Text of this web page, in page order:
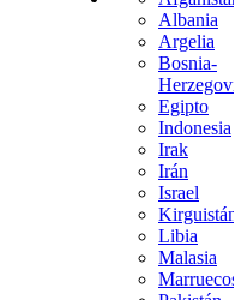
Albania
Argelia
Bosnia-
Herzegovina
Egipto
Indonesia
Irak
Irán
Israel
Kirguistán
Libia
Malasia
Marruecos